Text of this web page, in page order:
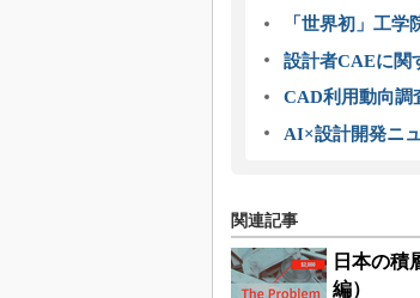
「世界初」工
設計者CAEに関
CAD利用動向調
AI×設計開発ニ
関連記事
日本の積
編）